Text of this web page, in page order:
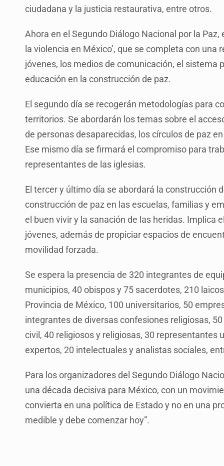
ciudadana y la justicia restaurativa, entre otros.
Ahora en el Segundo Diálogo Nacional por la
la violencia en México’, que se completa con
jóvenes, los medios de comunicación, el sistema
educación en la construcción de paz.
El segundo día se recogerán metodologías para
territorios. Se abordarán los temas sobre el
de personas desaparecidas, los círculos de paz
Ese mismo día se firmará el compromiso para
representantes de las iglesias.
El tercer y último día se abordará la construcción
construcción de paz en las escuelas, familias y
el buen vivir y la sanación de las heridas. Implica
jóvenes, además de propiciar espacios de
movilidad forzada.
Se espera la presencia de 320 integrantes de
municipios, 40 obispos y 75 sacerdotes, 210
Provincia de México, 100 universitarios, 50
integrantes de diversas confesiones religiosas,
civil, 40 religiosos y religiosas, 30
expertos, 20 intelectuales y analistas sociales,
Para los organizadores del Segundo Diálogo
una década decisiva para México, con un
convierta en una política de Estado y no en una
medible y debe comenzar hoy”.